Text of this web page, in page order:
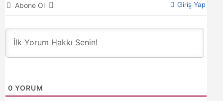
Abone Ol Giriş Yap
0 YORUM